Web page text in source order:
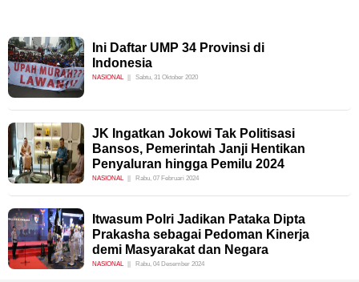
Ini Daftar UMP 34 Provinsi di
Indonesia
NASIONAL Sabtu, 31 Oktober 2020
JK Ingatkan Jokowi Tak Politisasi
Bansos, Pemerintah Janji Hentikan
Penyaluran hingga Pemilu 2024
NASIONAL Rabu, 07 Februari 2024
Itwasum Polri Jadikan Pataka Dipta
Prakasha sebagai Pedoman Kinerja
demi Masyarakat dan Negara
NASIONAL Rabu, 04 Desember 2024